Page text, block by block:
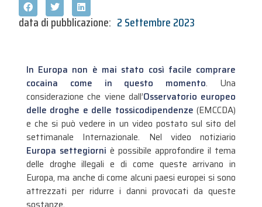
data di pubblicazione: 2 Settembre 2023
In Europa non è mai stato così facile comprare
cocaina come in questo momento. Una
considerazione che viene dall’Osservatorio europeo
delle droghe e delle tossicodipendenze (EMCCDA)
e che si può vedere in un video postato sul sito del
settimanale Internazionale. Nel video notiziario
Europa settegiorni è possibile approfondire il tema
delle droghe illegali e di come queste arrivano in
Europa, ma anche di come alcuni paesi europei si sono
attrezzati per ridurre i danni provocati da queste